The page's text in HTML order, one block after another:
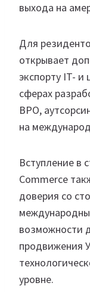
выхода на
Для
открывает
экспорту IT- и
сферах
BPO,
на
Вступление в
Commerce
доверия со
возможности
продвижения
уровне.